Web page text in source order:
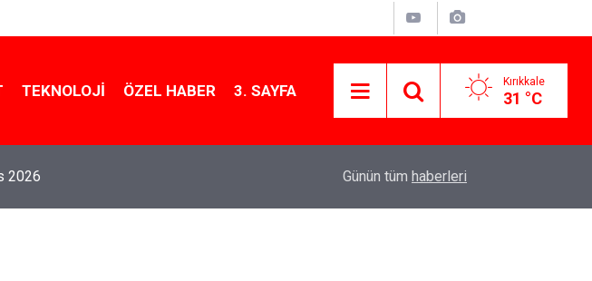
TEKNOLOJI ÖZEL HABER 3. SAYFA Kırıkkale
31 °C
2026 MKE’nin Yerli Savunma Teknolojileri Dünya
Günün tüm haberleri